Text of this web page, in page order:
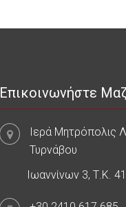
Επικοινωνήστε
Ιερά Μητρόπολις
Τυρνάβου
Ιωαννίνων 3, Τ.Κ.